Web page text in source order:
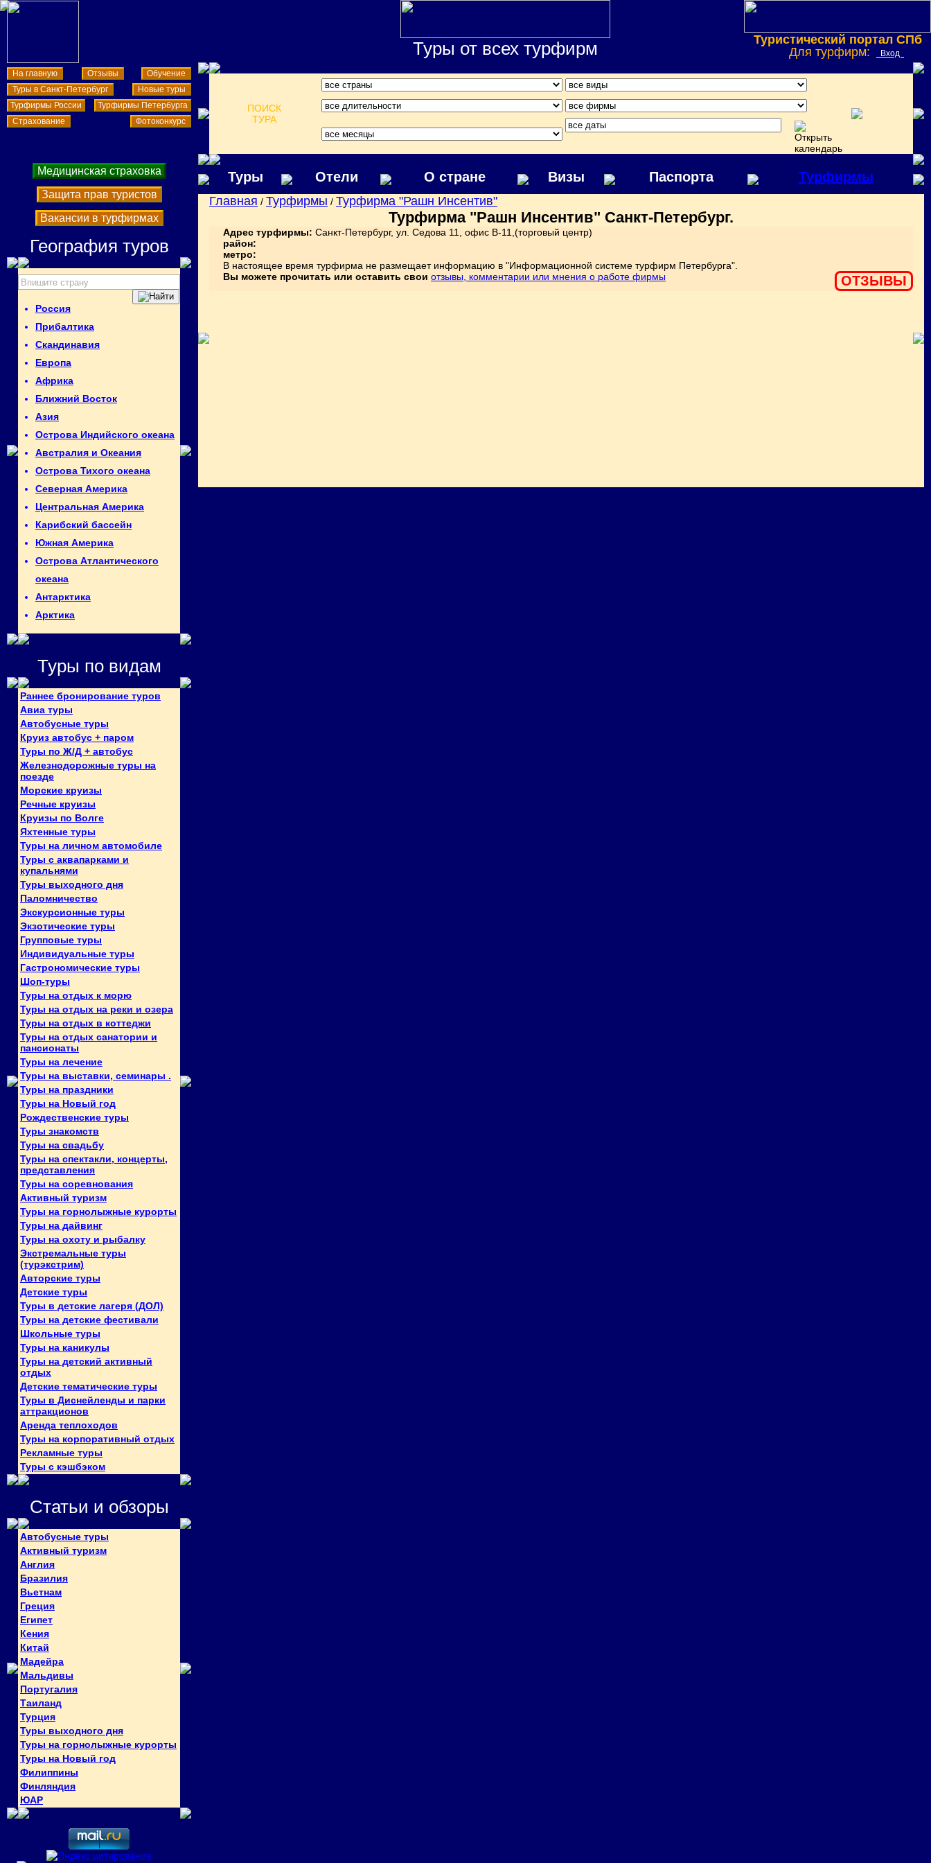
Туры от всех турфирм
Туристический портал СПб
Для турфирм:
Вход
На главную Отзывы
Обучение
Туры в Санкт-Петербург
Новые туры
Турфирмы России
Турфирмы Петербурга
Страхование
Фотоконкурс
ПОИСК
ТУРА
Медицинская страховка
Защита прав туристов
Вакансии в турфирмах
География туров
Россия
Прибалтика
Скандинавия
Европа
Африка
Ближний Восток
Азия
Острова Индийского океана
Австралия и Океания
Острова Тихого океана
Северная Америка
Центральная Америка
Карибский бассейн
Южная Америка
Острова Атлантического
океана
Антарктика
Арктика
Туры по видам
Раннее бронирование туров
Авиа туры
Автобусные туры
Круиз автобус + паром
Туры по Ж/Д + автобус
Железнодорожные туры на
поезде
Морские круизы
Речные круизы
Круизы по Волге
Яхтенные туры
Туры на личном автомобиле
Туры с аквапарками и
купальнями
Туры выходного дня
Паломничество
Экскурсионные туры
Экзотические туры
Групповые туры
Индивидуальные туры
Гастрономические туры
Шоп-туры
Туры на отдых к морю
Туры на отдых на реки и озера
Туры на отдых в коттеджи
Туры на отдых санатории и
пансионаты
Туры на лечение
Туры на выставки, семинары .
Туры на праздники
Туры на Новый год
Рождественские туры
Туры знакомств
Туры на свадьбу
Туры на спектакли, концерты,
представления
Туры на соревнования
Активный туризм
Туры на горнолыжные курорты
Туры на дайвинг
Туры на охоту и рыбалку
Экстремальные туры
(турэкстрим)
Авторские туры
Детские туры
Туры в детские лагеря (ДОЛ)
Туры на детские фестивали
Школьные туры
Туры на каникулы
Туры на детский активный
отдых
Детские тематические туры
Туры в Диснейленды и парки
аттракционов
Аренда теплоходов
Туры на корпоративный отдых
Рекламные туры
Туры с кэшбэком
Статьи и обзоры
Автобусные туры
Активный туризм
Англия
Бразилия
Вьетнам
Греция
Египет
Кения
Китай
Мадейра
Мальдивы
Португалия
Таиланд
Турция
Туры выходного дня
Туры на горнолыжные курорты
Туры на Новый год
Филиппины
Финляндия
ЮАР
Туры Отели О стране Визы Паспорта Турфирмы
Главная / Турфирмы / Турфирма "Рашн Инсентив"
Турфирма "Рашн Инсентив" Санкт-Петербург.
Адрес турфирмы: Санкт-Петербург, ул. Седова 11, офис В-11,(торговый центр)
район:
метро:
В настоящее время турфирма не размещает информацию в "Информационной системе турфирм Петербурга".
ОТЗЫВЫ
Вы можете прочитать или оставить свои отзывы, комментарии или мнения о работе фирмы